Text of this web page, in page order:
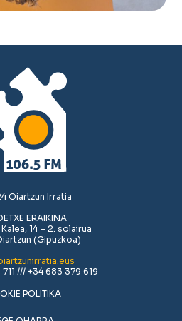
Oiartzun Irratia
ERAIKINA
14 – 2. solairua
(Gipuzkoa)
/// +34 683 379 619
POLITIKA